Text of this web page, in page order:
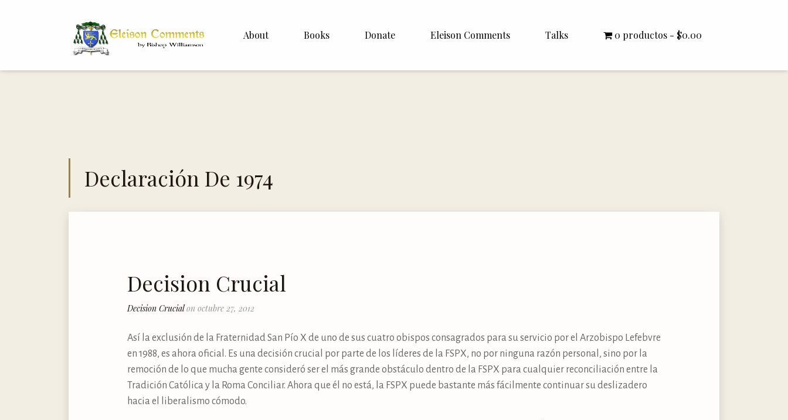
About Books Donate Eleison Comments
Italiano
Talks
Rector Letters
0 productos $0.00
Declaración De 1974
Decision Crucial
Decision Crucialon octubre 27, 2012
Así la exclusión de la Fraternidad San Pío X de uno de sus cuatro obispos consagrados para su servicio por el Arzobispo Lefebvre
en 1988, es ahora oficial. Es una decisión crucial por parte de los líderes de la FSPX, no por ninguna razón personal, sino por la
remoción de lo que mucha gente consideró ser el más grande obstáculo dentro de la FSPX para cualquier reconciliación entre la
Tradición Católica y la Roma Conciliar. Ahora que él no está, la FSPX puede bastante más fácilmente continuar su deslizadero
hacia el liberalismo cómodo.